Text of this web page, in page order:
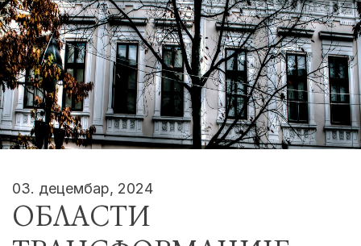
03. децембар, 2024
ОБЛАСТИ